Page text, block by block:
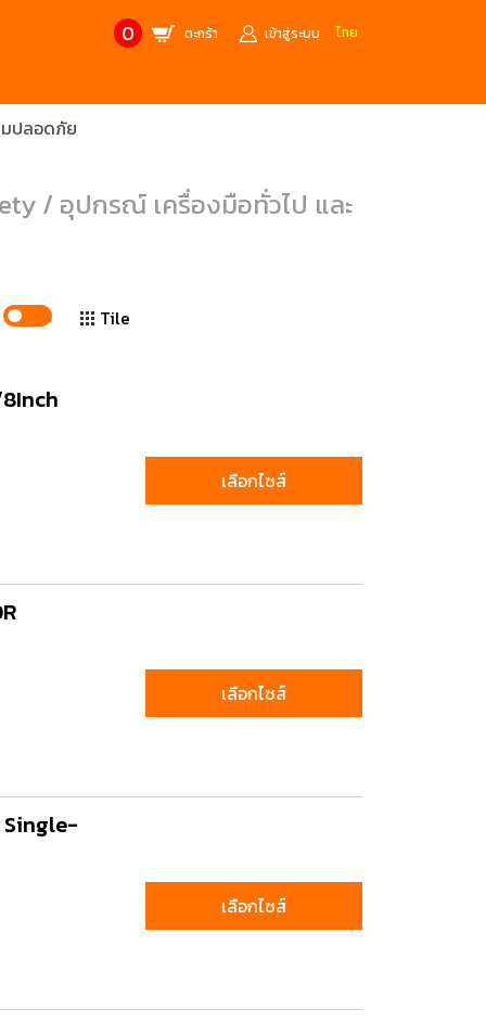
0 ตะกร้า เข้าสู่ระบบ ไทย
า
ชุดเครื่องมืองานช่าง
ห้เกิดประกายไฟ
/
4 Metrology / เครื่องมือวัด
าง ประเภทจับ
เครื่องมือช่างสำหรับงานประกอบ
MANUFACTURE’S BRANDS
US
มปลอดภัย
/ อุปกรณ์ เครื่องมือทั่วไป และ
Tile
เลือกไซส์
เลือกไซส์
Single-
เลือกไซส์